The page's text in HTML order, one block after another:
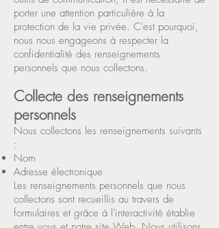
porter une attention particulière à la
protection de la vie privée. C'est pourquoi,
nous nous engageons à respecter la
confidentialité des renseignements
personnels que nous collectons.
Collecte des renseignements
personnels
Nous collectons les renseignements suivants
:
Nom
Adresse électronique
Les renseignements personnels que nous
collectons sont recueillis au travers de
formulaires et grâce à l'interactivité établie